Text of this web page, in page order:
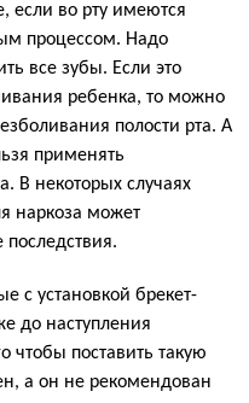
если во рту имеются
процессом. Надо
все зубы. Если это
ребенка, то можно
полости рта. А
применять
В некоторых случаях
наркоза может
последствия.
с установкой брекет-
до наступления
чтобы поставить такую
а он не рекомендован